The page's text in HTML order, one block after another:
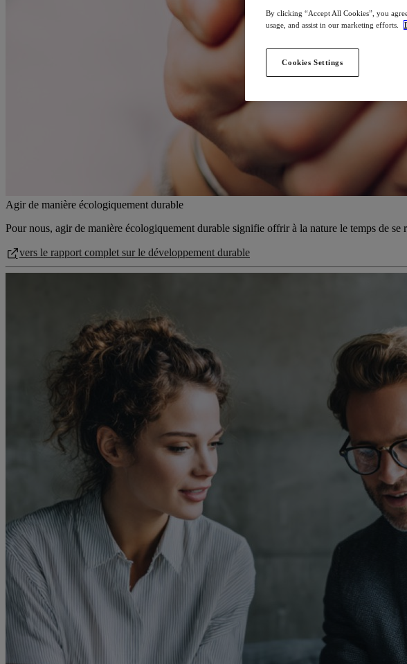
Agir de manière écologiquement durable
Pour nous, agir de manière écologiquement durable signifie offrir à la nature le temps de se
vers le rapport complet sur le développement durable
By clicking “Accept All Cookies”, you
usage, and assist in our marketing efforts.
Cookies Settings